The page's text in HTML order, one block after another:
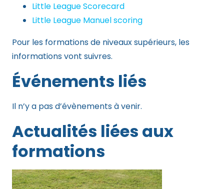
Little League Scorecard
Little League Manuel scoring
Pour les formations de niveaux supérieurs, les
informations vont suivres.
Événements liés
Il n’y a pas d’évènements à venir.
Actualités liées aux
formations